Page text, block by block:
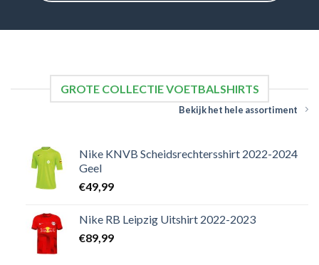
GROTE COLLECTIE VOETBALSHIRTS
Bekijk het hele assortiment
Nike KNVB Scheidsrechtersshirt 2022-2024
Geel
€49,99
Nike RB Leipzig Uitshirt 2022-2023
€89,99